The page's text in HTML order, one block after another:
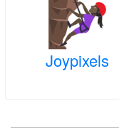
Joypixels